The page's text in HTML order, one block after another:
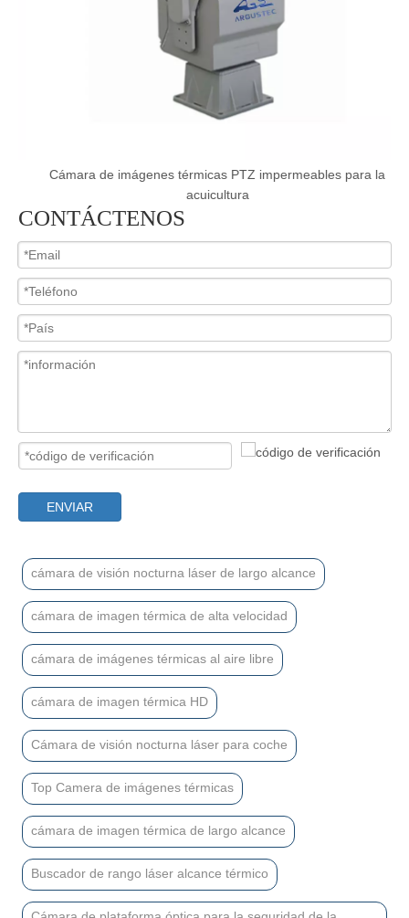
Cámara de imágenes térmicas PTZ impermeables para la
acuicultura
CONTÁCTENOS
ENVIAR
cámara de visión nocturna láser de largo alcance
cámara de imagen térmica de alta velocidad
cámara de imágenes térmicas al aire libre
cámara de imagen térmica HD
Cámara de visión nocturna láser para coche
Top Camera de imágenes térmicas
cámara de imagen térmica de largo alcance
Buscador de rango láser alcance térmico